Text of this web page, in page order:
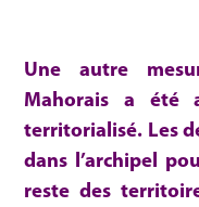
Une autre
Mahorais a été
territorialisé. Les
dans l’archipel
reste des